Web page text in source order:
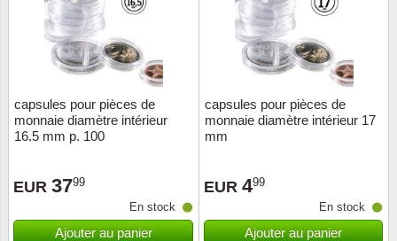
capsules pour pièces de
monnaie diamètre intérieur
16.5 mm p. 100
EUR 3799
En stock
Ajouter au panier
capsules pour pièces de
monnaie diamètre intérieur 17
mm
EUR 499
En stock
Ajouter au panier